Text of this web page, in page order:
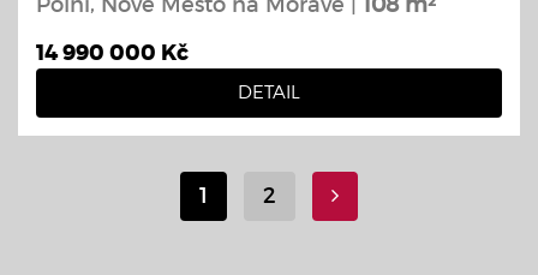
14 990 000 Kč
DETAIL
1 2